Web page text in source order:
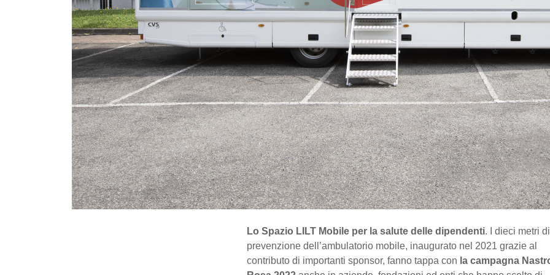
Lo Spazio LILT Mobile per la salute delle dipendenti. I dieci metri di
prevenzione dell’ambulatorio mobile, inaugurato nel 2021 grazie al
contributo di importanti sponsor, fanno tappa con la campagna